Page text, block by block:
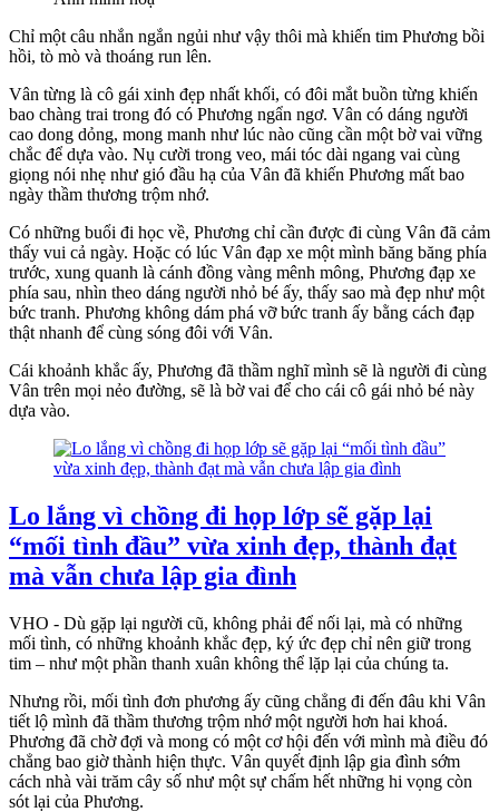
Chỉ một câu nhắn ngắn ngủi như vậy thôi mà khiến tim Phương bồi
hồi, tò mò và thoáng run lên.
Vân từng là cô gái xinh đẹp nhất khối, có đôi mắt buồn từng khiến
bao chàng trai trong đó có Phương ngẩn ngơ. Vân có dáng người
cao dong dỏng, mong manh như lúc nào cũng cần một bờ vai vững
chắc để dựa vào. Nụ cười trong veo, mái tóc dài ngang vai cùng
giọng nói nhẹ như gió đầu hạ của Vân đã khiến Phương mất bao
ngày thầm thương trộm nhớ.
Có những buổi đi học về, Phương chỉ cần được đi cùng Vân đã cảm
thấy vui cả ngày. Hoặc có lúc Vân đạp xe một mình băng băng phía
trước, xung quanh là cánh đồng vàng mênh mông, Phương đạp xe
phía sau, nhìn theo dáng người nhỏ bé ấy, thấy sao mà đẹp như một
bức tranh. Phương không dám phá vỡ bức tranh ấy bằng cách đạp
thật nhanh để cùng sóng đôi với Vân.
Cái khoảnh khắc ấy, Phương đã thầm nghĩ mình sẽ là người đi cùng
Vân trên mọi nẻo đường, sẽ là bờ vai để cho cái cô gái nhỏ bé này
dựa vào.
Lo lắng vì chồng đi họp lớp sẽ gặp lại
“mối tình đầu” vừa xinh đẹp, thành đạt
mà vẫn chưa lập gia đình
VHO - Dù gặp lại người cũ, không phải để nối lại, mà có những
mối tình, có những khoảnh khắc đẹp, ký ức đẹp chỉ nên giữ trong
tim – như một phần thanh xuân không thể lặp lại của chúng ta.
Nhưng rồi, mối tình đơn phương ấy cũng chẳng đi đến đâu khi Vân
tiết lộ mình đã thầm thương trộm nhớ một người hơn hai khoá.
Phương đã chờ đợi và mong có một cơ hội đến với mình mà điều đó
chẳng bao giờ thành hiện thực. Vân quyết định lập gia đình sớm
cách nhà vài trăm cây số như một sự chấm hết những hi vọng còn
sót lại của Phương.